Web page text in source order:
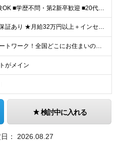
■完全未経験OK ■学歴不問・第2新卒歓迎 ■20代～30代まで活躍中 経験よりも“目標があるか”を面接では見ています！ 「ITスキルを身につけて安定したキャリアを歩みたい」 「推し活のために収入U
★前職給与保証あり ★月給32万円以上＋インセンティブあり 月給32万円以上＋インセンティブ＋各種手当 ※上記には固定残業代（月30時間・44,400円～）を含みます ※超過分は別途支給します ※試
＼フルリモートワーク！全国どこにお住まいの方も大歓迎／ 現在、10名中8名がフルリモートで活躍中！ フルリモート・ハイブリット案件を数多く保有しているため、 住む場所は全国どこでもOKです◎ ＼フ
がメイン
検討中に入れる
： 2026.08.27